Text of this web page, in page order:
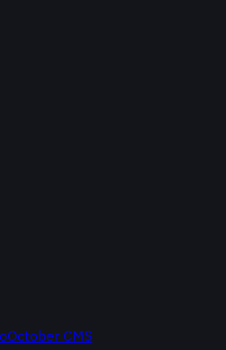
October CMS